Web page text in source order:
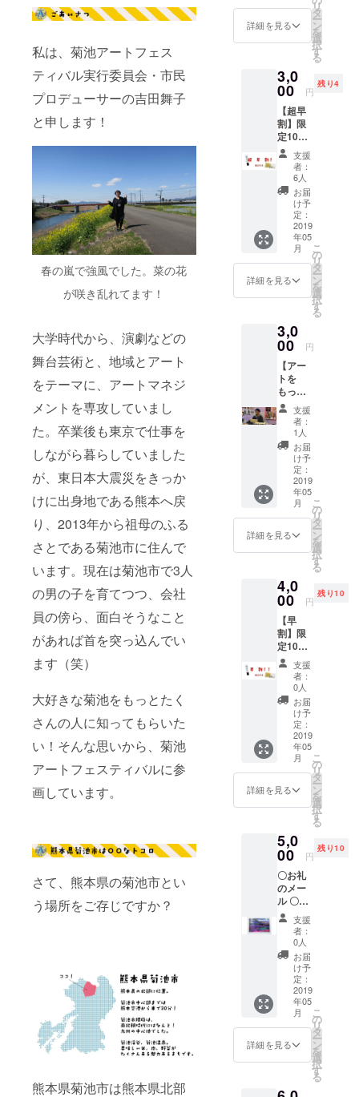
私は、菊池アートフェス
ティバル実行委員会・市民
プロデューサーの吉田舞子
と申します！
春の嵐で強風でした。菜の花
が咲き乱れてます！
大学時代から、演劇などの
舞台芸術と、地域とアート
をテーマに、アートマネジ
メントを専攻していまし
た。卒業後も東京で仕事を
しながら暮らしていました
が、東日本大震災をきっか
けに出身地である熊本へ戻
り、2013年から祖母のふる
さとである菊池市に住んで
います。現在は菊池市で3人
の男の子を育てつつ、会社
員の傍ら、面白そうなこと
があれば首を突っ込んでい
ます（笑）
大好きな菊池をもっとたく
さんの人に知ってもらいた
い！そんな思いから、菊池
アートフェスティバルに参
画しています。
さて、熊本県の菊池市とい
う場所をご存じですか？
熊本県菊池市は熊本県北部
発送と
なりま
す！
詳細を見る
リ
タ
ー
ン
を
選
択
す
る
3,0
00 円
残り4
【超早
割】限
定10
名！ 〇
お礼の
メール
〇オリ
ジナル
トート
バッグ
natural
hearth
fabric
ポイン
ト保湿
（13g）
〇
natural
hearth
fabric
コール
ドプロ
セス
ソープ
（80g）
※メール
便の発
送とな
りま
す！
支援
者：
6人
お届
け予
定：
2019
年05
月
詳細を見る
こ
の
リ
タ
ー
ン
を
選
択
す
る
3,0
00 円
【アー
トを
もっと
身近
に！ス
ペシャ
ル体験
コー
ス】 ★
似顔絵
アー
ティス
トJERO
が似顔
絵書き
にいき
◎お礼
のメー
ルをお
送りさ
せてい
ただき
ます！
◎白黒
での似
顔絵に
なりま
す。（1
人追加
1000円
となり
ます、
すでに
分は追
加でご
支援く
ださい
ますと
助かり
ま
す！）
◎日本
全国ど
こへで
も伺い
ます
が、
JEROさ
んにか
かる交
支援
者：
1人
お届
け予
定：
2019
年05
月
詳細を見る
こ
の
リ
タ
ー
ン
を
選
択
す
る
4,0
00 円
残り10
【早
割】限
定10
名！ 〇
お礼の
メール
〇オリ
ジナル
トート
バッグ
natural
hearth
fabric
ポイン
ト保湿
（13g）
〇
natural
hearth
fabric
コール
ドプロ
セス
ソープ
（80g）
※メール
便の発
送とな
りま
す！
支援
者：
0人
お届
け予
定：
2019
年05
月
詳細を見る
こ
の
リ
タ
ー
ン
を
選
択
す
る
5,0
00 円
残り10
〇お礼
のメー
ル 〇オ
リジナ
ルトー
トバッ
グ 〇
TNA
アブス
トラク
ト・ペ
イン
ティン
グ1枚
（額は
ついて
ん）
支援
者：
0人
お届
け予
定：
2019
年05
月
詳細を見る
こ
の
リ
タ
ー
ン
を
選
択
す
る